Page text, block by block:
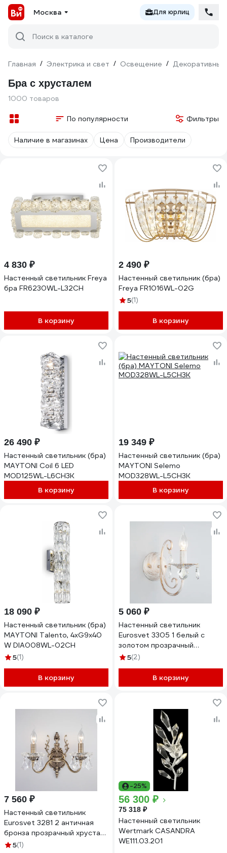
Москва Для юрлиц
Поиск в каталоге
Главная / Электрика и свет / Освещение / Декоративный
Бра с хрусталем
1000 товаров
По популярности Фильтры
Наличие в магазинах Цена Производители
4 830 ₽
Настенный светильник Freya
бра FR6230WL-L32CH
В корзину
2 490 ₽
Настенный светильник (бра)
Freya FR1016WL-02G
5(1)
В корзину
26 490 ₽
Настенный светильник (бра)
MAYTONI Coil 6 LED
MOD125WL-L6CH3K
В корзину
19 349 ₽
Настенный светильник (бра)
MAYTONI Selemo
MOD328WL-L5CH3K
В корзину
18 090 ₽
Настенный светильник (бра)
MAYTONI Talento, 4хG9x40
W DIA008WL-02CH
5(1)
В корзину
5 060 ₽
Настенный светильник
Eurosvet 3305 1 белый с
золотом прозрачный
хрусталь Strotskis
5(2)
В корзину
7 560 ₽
Настенный светильник
Eurosvet 3281 2 античная
бронза прозрачный хрусталь
Strotskis 00000065239
5(1)
-25%
56 300 ₽
75 318 ₽
Настенный светильник
Wertmark CASANDRA
WE111.03.201